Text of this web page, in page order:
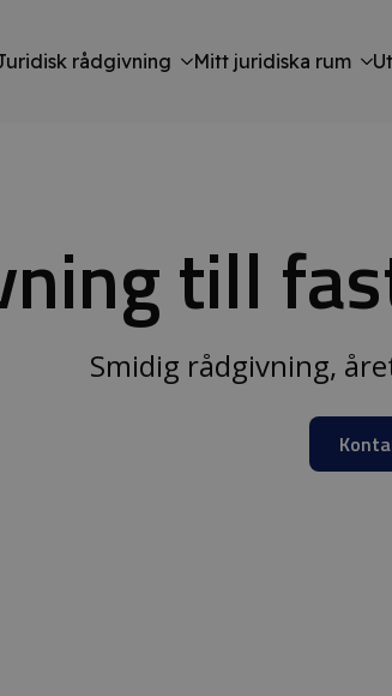
rådgivning Mitt juridiska rum
till
Smidig rådgivning,